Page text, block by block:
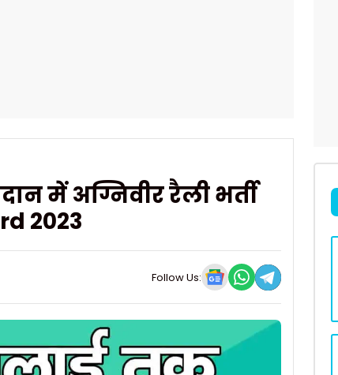
में अग्निवीर रैली भर्ती
2023
Follow Us: